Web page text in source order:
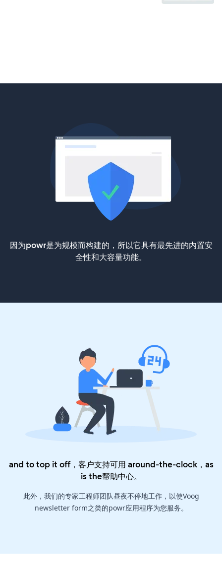
因为powr是为规模而构建的，所以它具有最先进的内置安
全性和大容量功能。
and to top it off，客户支持可用 around-the-clock，as
is the帮助中心。
此外，我们的专家工程师团队昼夜不停地工作，以使Voog
newsletter form之类的powr应用程序为您服务。